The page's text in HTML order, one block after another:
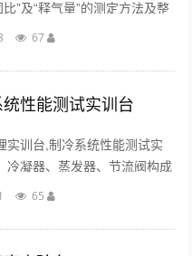
”及“释气量”的测定方法及整
技术。...
67
性能测试实训台
实训台,制冷系统性能测试实
冷凝器、蒸发器、节流阀构成
发器、冷凝器均为水冷式，制
调节进出蒸发器。...
65